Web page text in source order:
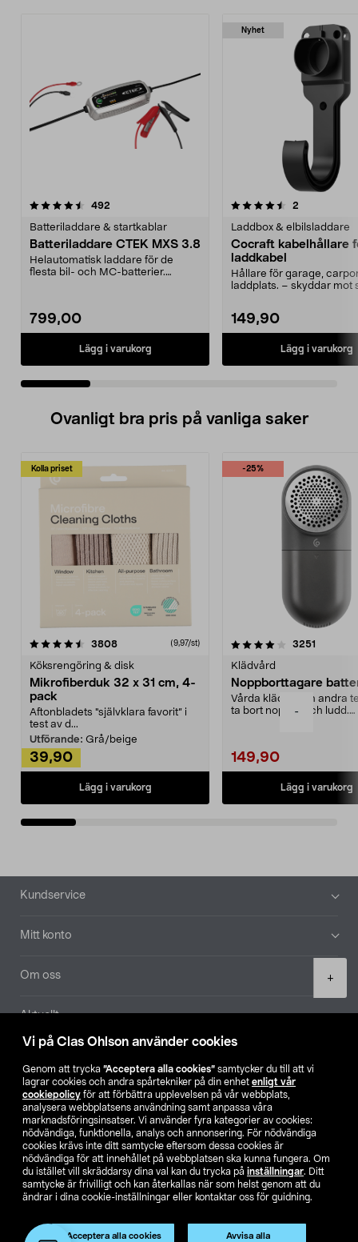
Vi på Clas Ohlson använder cookies
Genom att trycka ”Acceptera alla cookies” samtycker du till att vi
lagrar cookies och andra spårtekniker på din enhet enligt vår
cookiepolicy för att förbättra upplevelsen på vår webbplats,
analysera webbplatsens användning samt anpassa våra
marknadsföringsinsatser. Vi använder fyra kategorier av cookies:
nödvändiga, funktionella, analys och annonsering. För nödvändiga
cookies krävs inte ditt samtycke eftersom dessa cookies är
nödvändiga för att innehållet på webbplatsen ska kunna fungera. Om
du istället vill skräddarsy dina val kan du trycka på inställningar. Ditt
samtycke är frivilligt och kan återkallas när som helst genom att du
ändrar i dina cookie-inställningar eller kontaktar oss för guidning.
Acceptera alla cookies Avvisa alla
-
+
492
Batteriladdare & startkablar
Batteriladdare CTEK MXS 3.8
Helautomatisk laddare för de
flesta bil- och MC-batterier.
799,00
Lägg i varukorg
Nyhet
4.5 av 5 stjärnor 2
Laddbox & elbilsladdare
Cocraft kabelhållare
laddkabel
Hållare för garage,
laddplats. – skyddar mot
149,90
Lägg i varukorg
4.5 av 5 stjärnor
Ovanligt bra pris på vanliga saker
Kolla priset
3808recensioner (9,97/st)
Köksrengöring & disk
Mikrofiberduk 32 x 31 cm, 4-
pack
Aftonbladets "självklara favorit” i
test av d...
Utförande: Grå/beige
39,90
Lägg i varukorg
-25%
4.0av 5 stjärnor 3251
Klädvård
Noppborttagare
Vårda kläder och andra
ta bort noppor och ludd.
149,90
Lägg i varukorg
4.5av 5 stjärnor
Sidfot
Kundservice
Mitt konto
Om oss
Aktuellt
Hitta butik
SE NO FI
Köpvillkor Privacy statement Klubbvillkor För företag